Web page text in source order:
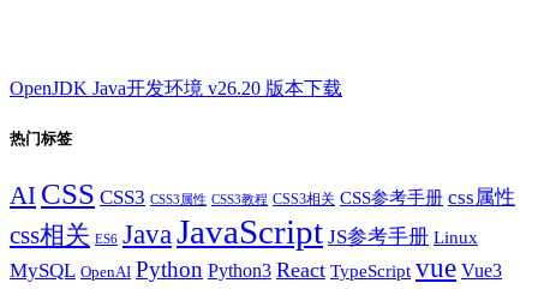
OpenJDK Java开发环境 v26.20 版本下载
热门标签
AI CSS CSS3 CSS3属性 CSS3教程 CSS3相关 CSS参考手册 css属性
css相关 ES6 JavaJavaScript JS参考手册 Linux
MySQL OpenAI Python Python3 React TypeScript vue Vue3